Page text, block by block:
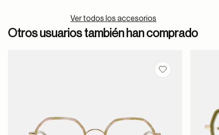
Ver todos los accesorios
Otros usuarios también han comprado
Guardar en